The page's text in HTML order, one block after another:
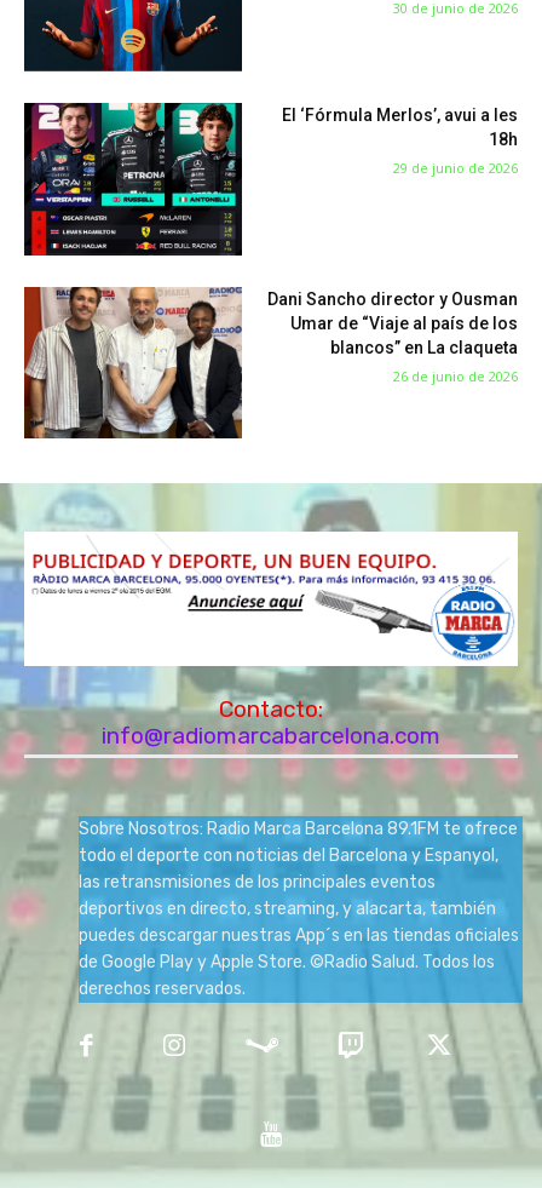
30 de junio de 2026
El ‘Fórmula Merlos’, avui a les
18h
29 de junio de 2026
Dani Sancho director y Ousman
Umar de “Viaje al país de los
blancos” en La claqueta
26 de junio de 2026
Contacto:
info@radiomarcabarcelona.com
Sobre Nosotros: Radio Marca Barcelona 89.1FM te ofrece
todo el deporte con noticias del Barcelona y Espanyol,
las retransmisiones de los principales eventos
deportivos en directo, streaming, y alacarta, también
puedes descargar nuestras App´s en las tiendas oficiales
de Google Play y Apple Store. ©Radio Salud. Todos los
derechos reservados.